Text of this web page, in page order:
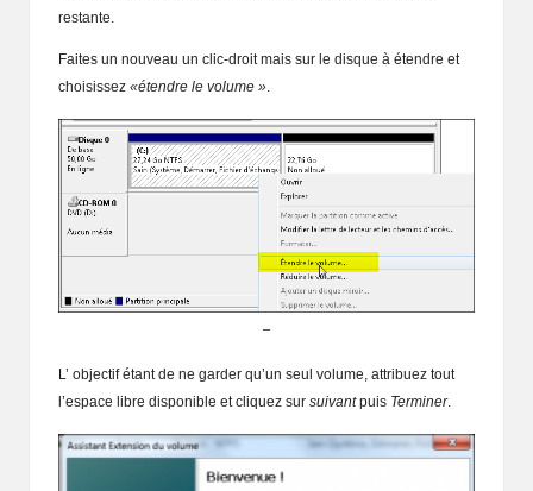
restante.
Faites un nouveau un clic-droit mais sur le disque à étendre et
choisissez «étendre le volume »
–
L’ objectif étant de ne garder qu’un seul volume, attribuez tout
l’espace libre disponible et cliquez sur suivantpuis Terminer.